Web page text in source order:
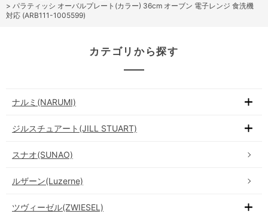
> パラティッシ オーバルプレート(カラー) 36cm オーブン 電子レンジ 食洗機
対応 (ARB111-1005599)
カテゴリから探す
ナルミ(NARUMI)
ジルスチュアート(JILL STUART)
スナオ(SUNAO)
ルザーン(Luzerne)
ツヴィーゼル(ZWIESEL)